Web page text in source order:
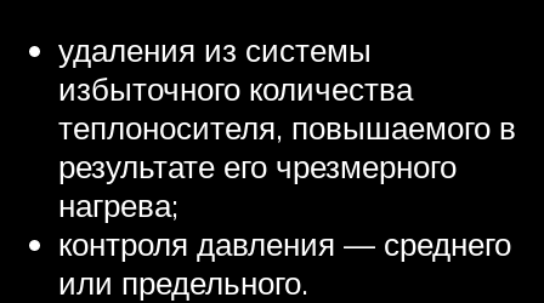
удаления из системы
избыточного количества
теплоносителя, повышаемого в
результате его чрезмерного
нагрева;
контроля давления — среднего
или предельного.